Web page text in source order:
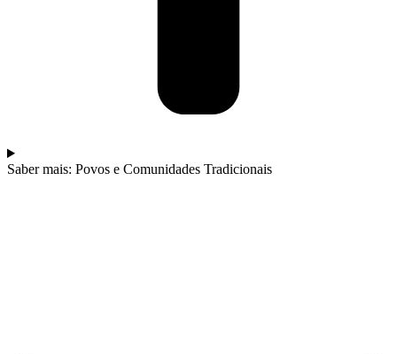
Saber mais: Povos e Comunidades Tradicionais